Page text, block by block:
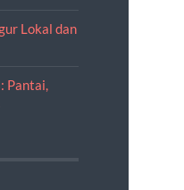
Lokal dan
Pantai,